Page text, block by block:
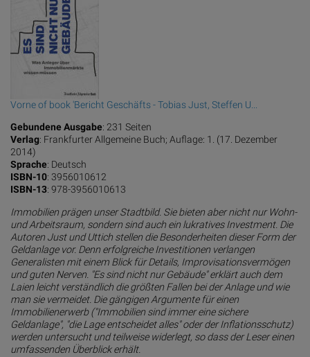
Vorne of book 'Bericht Geschäfts - Tobias Just, Steffen U...
Gebundene Ausgabe: 231 Seiten
Verlag: Frankfurter Allgemeine Buch; Auflage: 1. (17. Dezember
2014)
Sprache: Deutsch
ISBN-10: 3956010612
ISBN-13: 978-3956010613
Immobilien prägen unser Stadtbild. Sie bieten aber nicht nur Wohn-
und Arbeitsraum, sondern sind auch ein lukratives Investment. Die
Autoren Just und Uttich stellen die Besonderheiten dieser Form der
Geldanlage vor. Denn erfolgreiche Investitionen verlangen
Generalisten mit einem Blick für Details, Improvisationsvermögen
und guten Nerven. "Es sind nicht nur Gebäude" erklärt auch dem
Laien leicht verständlich die größten Fallen bei der Anlage und wie
man sie vermeidet. Die gängigen Argumente für einen
Immobilienerwerb ("Immobilien sind immer eine sichere
Geldanlage", "die Lage entscheidet alles" oder der Inflationsschutz)
werden untersucht und teilweise widerlegt, so dass der Leser einen
umfassenden Überblick erhält.